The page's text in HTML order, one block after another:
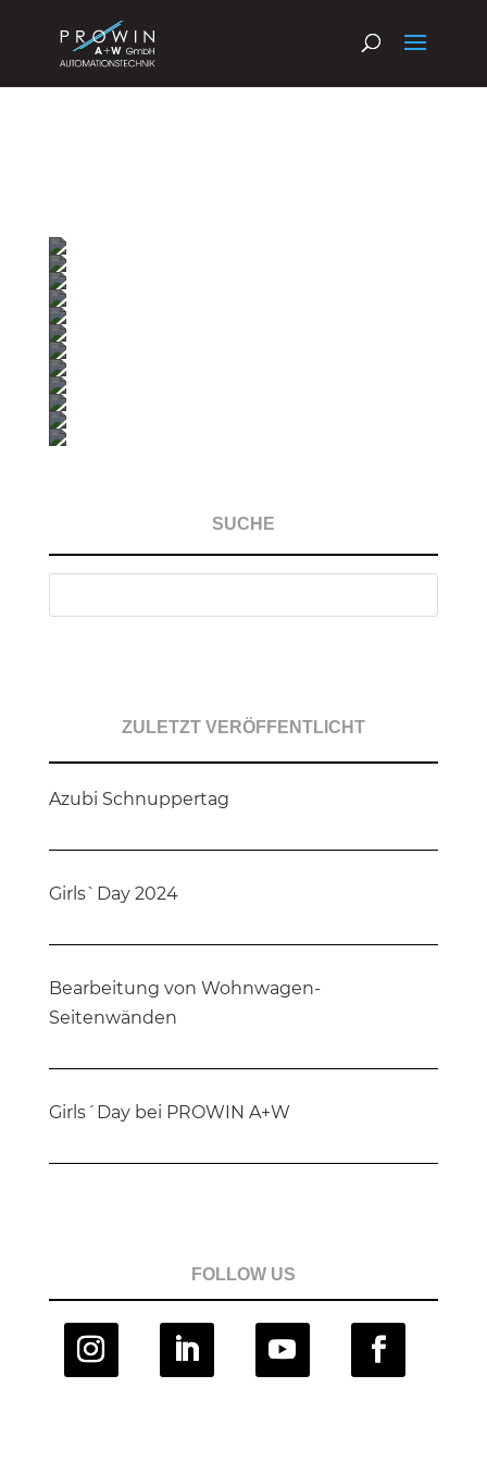
SUCHE
ZULETZT VERÖFFENTLICHT
Azubi Schnuppertag
Girls`Day 2024
Bearbeitung von Wohnwagen-
Seitenwänden
Girls´Day bei PROWIN A+W
FOLLOW US